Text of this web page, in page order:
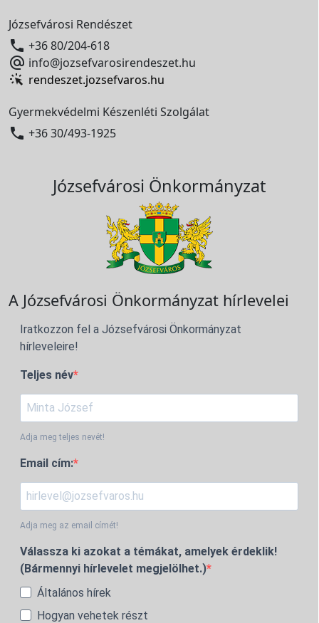
Józsefvárosi Rendészet
 +36 80/204-618
 info@jozsefvarosirendeszet.hu
rendeszet.jozsefvaros.hu
Gyermekvédelmi Készenléti Szolgálat
 +36 30/493-1925
Józsefvárosi Önkormányzat
A Józsefvárosi Önkormányzat hírlevelei
Iratkozzon fel a Józsefvárosi Önkormányzat
hírleveleire!
Teljes név
Adja meg teljes nevét!
Email cím:
Adja meg az email címét!
Válassza ki azokat a témákat, amelyek érdeklik!
(Bármennyi hírlevelet megjelölhet.)
Általános hírek
Hogyan vehetek részt